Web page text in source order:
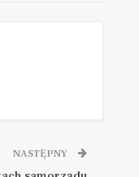
NASTĘPNY